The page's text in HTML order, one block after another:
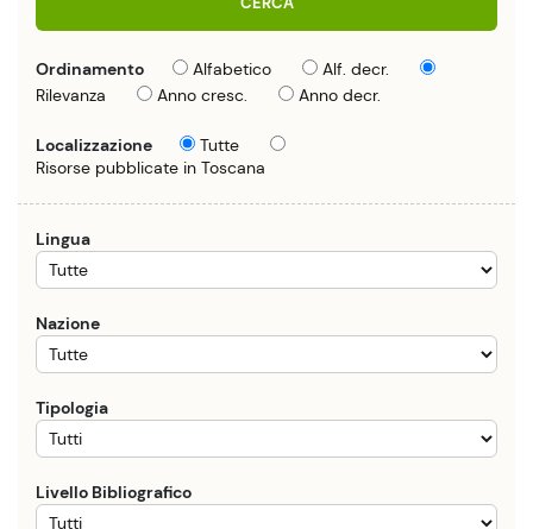
Ordinamento Alfabetico
Alf. decr.
Rilevanza
Anno cresc. Anno decr.
Localizzazione
Tutte
Risorse pubblicate in Toscana
Lingua
Nazione
Tipologia
Livello Bibliografico